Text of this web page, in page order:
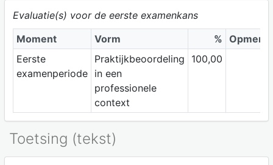
Evaluatie(s) voor de eerste examenkans
Moment
Vorm %
Eerste
examenperiode
Praktijkbeoordeling
in een
professionele
context
100,00
Toetsing (tekst)